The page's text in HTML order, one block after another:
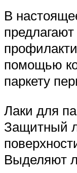
В
помощью
паркету
Лаки для
Защитный
Выделяют